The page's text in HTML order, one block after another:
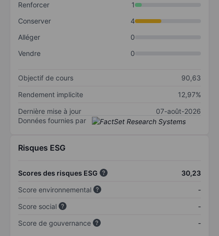
Renforcer
1
Conserver
4
Alléger
0
Vendre
0
Objectif de cours
90,63
Rendement implicite
12,97%
Dernière mise à jour
07-août-2026
Données fournies par
Risques ESG
Scores des risques ESG
30,23
Score environnemental
-
Score social
-
Score de gouvernance
-